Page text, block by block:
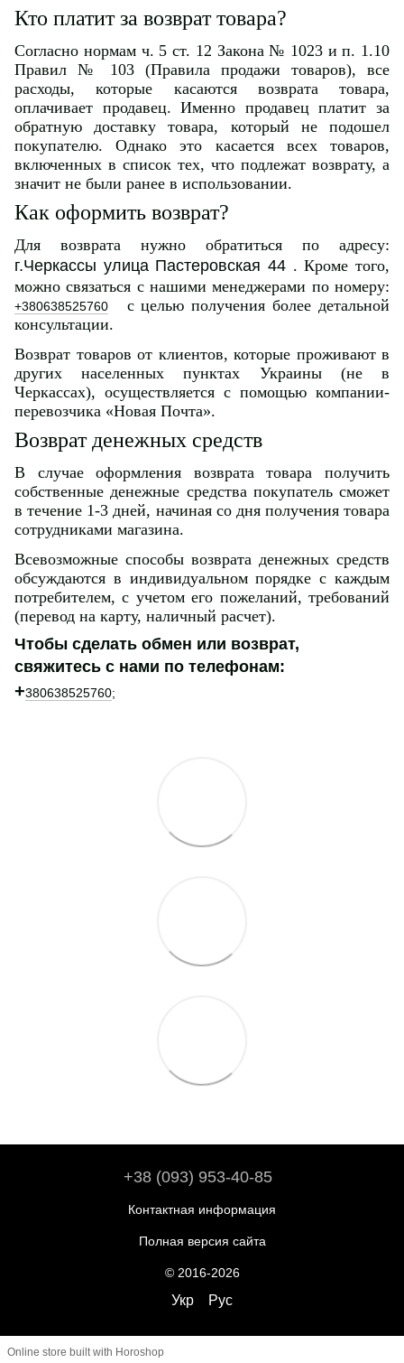
Кто платит за возврат товара?
Согласно нормам ч. 5 ст. 12 Закона № 1023 и п. 1.10
Правил № 103 (Правила продажи товаров), все
расходы, которые касаются возврата товара,
оплачивает продавец. Именно продавец платит за
обратную доставку товара, который не подошел
покупателю. Однако это касается всех товаров,
включенных в список тех, что подлежат возврату, а
значит не были ранее в использовании.
Как оформить возврат?
Для возврата нужно обратиться по адресу:
г.Черкассы улица Пастеровская 44 . Кроме того,
можно связаться с нашими менеджерами по номеру:
+380638525760
с целью получения более детальной
консультации.
Возврат товаров от клиентов, которые проживают в
других населенных пунктах Украины (не в
Черкассах), осуществляется с помощью компании-
перевозчика «Новая Почта».
Возврат денежных средств
В случае оформления возврата товара получить
собственные денежные средства покупатель сможет
в течение 1-3 дней, начиная со дня получения товара
сотрудниками магазина.
Всевозможные способы возврата денежных средств
обсуждаются в индивидуальном порядке с каждым
потребителем, с учетом его пожеланий, требований
(перевод на карту, наличный расчет).
Чтобы сделать обмен или возврат,
свяжитесь с нами по телефонам:
+380638525760;
+38 (093) 953-40-85
Контактная информация
Полная версия сайта
© 2016-2026
Укр Рус
Online store built with Horoshop